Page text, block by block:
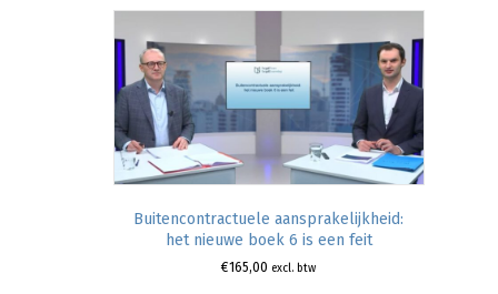
Buitencontractuele aansprakelijkheid:
het nieuwe boek 6 is een feit
€165,00 excl. btw